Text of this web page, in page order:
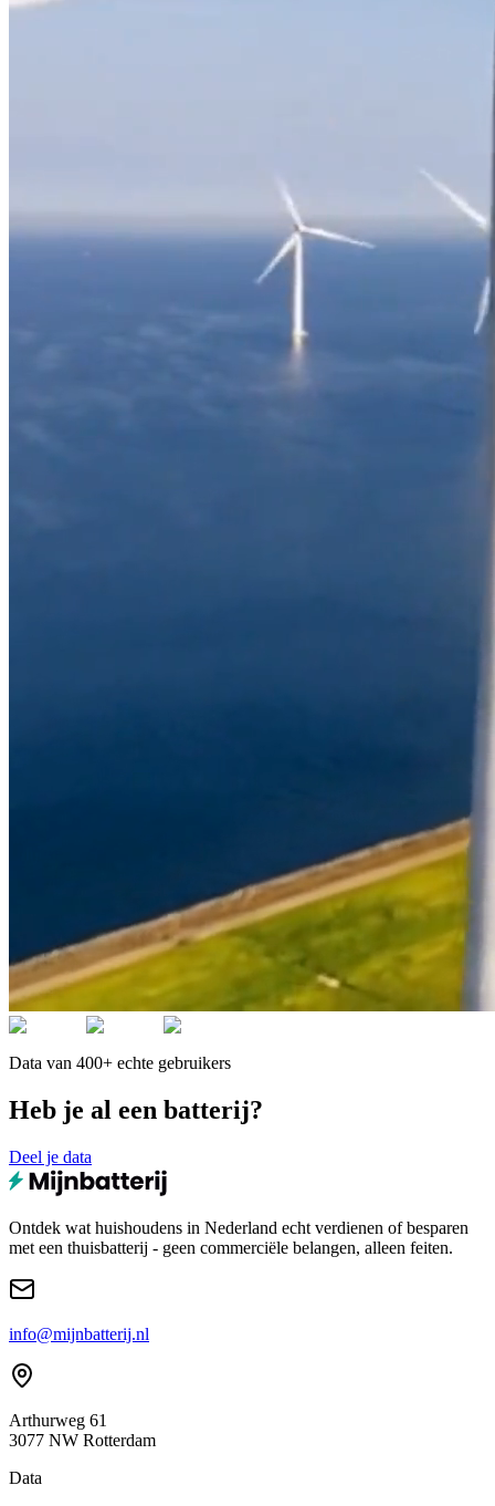
Data van 400+ echte gebruikers
Heb je al een batterij?
Deel je data
Ontdek wat huishoudens in Nederland echt verdienen of besparen
met een thuisbatterij - geen commerciële belangen, alleen feiten.
info@mijnbatterij.nl
Arthurweg 61
3077 NW Rotterdam
Data